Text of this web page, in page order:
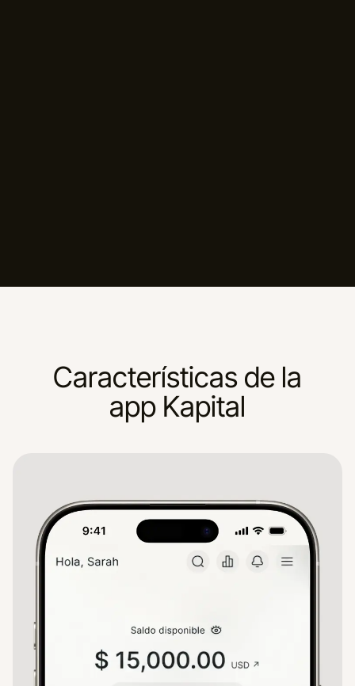
Características de la
app Kapital